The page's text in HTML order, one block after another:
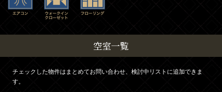
空室一覧
チェックした物件はまとめてお問い合わせ、検討中リストに追加できま
す。